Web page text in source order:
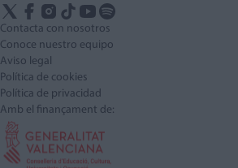
Contacta con nosotros
Conoce nuestro equipo
Aviso legal
Política de cookies
Política de privacidad
Amb el finançament de: